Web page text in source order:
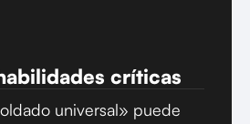
críticas
universal» puede